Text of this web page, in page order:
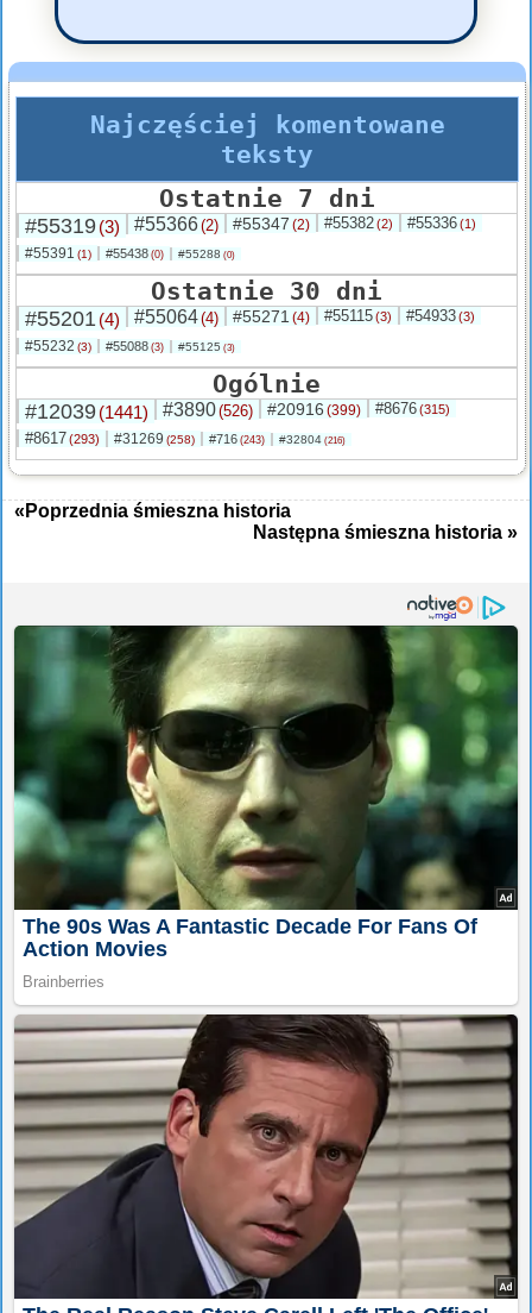
Najczęściej komentowane
teksty
Ostatnie 7 dni
#55319(3) #55366(2) #55347 (2) #55382(2) #55336(1)
#55391 (1) #55438 (0) #55288 (0)
Ostatnie 30 dni
#55201 (4) #55064(4) #55271 (4) #55115(3) #54933(3)
#55232 (3) #55088 (3) #55125 (3)
Ogólnie
#12039(1441) #3890(526) #20916 (399) #8676(315)
#8617(293) #31269 (258) #716 (243) #32804 (216)
«Poprzednia śmieszna historia
Następna śmieszna historia »